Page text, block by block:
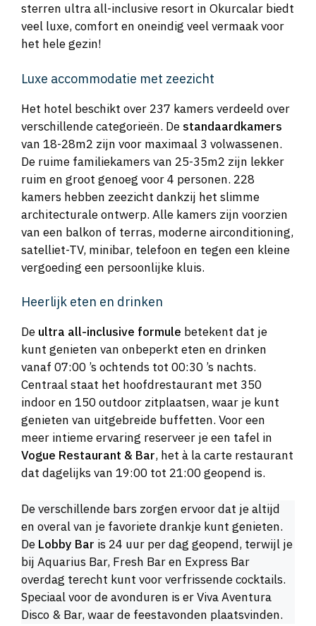
sterren ultra all-inclusive resort in Okurcalar biedt
veel luxe, comfort en oneindig veel vermaak voor
het hele gezin!
Luxe accommodatie met zeezicht
Het hotel beschikt over 237 kamers verdeeld over
verschillende categorieën. De standaardkamers
van 18-28m2 zijn voor maximaal 3 volwassenen.
De ruime familiekamers van 25-35m2 zijn lekker
ruim en groot genoeg voor 4 personen. 228
kamers hebben zeezicht dankzij het slimme
architecturale ontwerp. Alle kamers zijn voorzien
van een balkon of terras, moderne airconditioning,
satelliet-TV, minibar, telefoon en tegen een kleine
vergoeding een persoonlijke kluis.
Heerlijk eten en drinken
De ultra all-inclusive formule betekent dat je
kunt genieten van onbeperkt eten en drinken
vanaf 07:00 ’s ochtends tot 00:30 ’s nachts.
Centraal staat het hoofdrestaurant met 350
indoor en 150 outdoor zitplaatsen, waar je kunt
genieten van uitgebreide buffetten. Voor een
meer intieme ervaring reserveer je een tafel in
Vogue Restaurant & Bar, het à la carte restaurant
dat dagelijks van 19:00 tot 21:00 geopend is.
De verschillende bars zorgen ervoor dat je altijd
en overal van je favoriete drankje kunt genieten.
De Lobby Bar is 24 uur per dag geopend, terwijl je
bij Aquarius Bar, Fresh Bar en Express Bar
overdag terecht kunt voor verfrissende cocktails.
Speciaal voor de avonduren is er Viva Aventura
Disco & Bar, waar de feestavonden plaatsvinden.